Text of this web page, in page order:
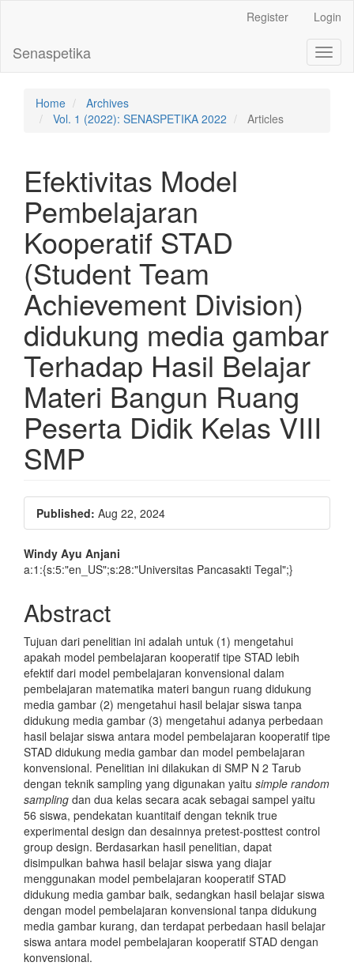
Content
Sidebar
Register Login
Senaspetika
Home
Archives
Vol. 1 (2022): SENASPETIKA 2022
Articles
Efektivitas Model
Pembelajaran
Kooperatif STAD
(Student Team
Achievement Division)
didukung media gambar
Terhadap Hasil Belajar
Materi Bangun Ruang
Peserta Didik Kelas VIII
SMP
Article
Sidebar
Published: Aug 22, 2024
Main
Article
Content
Windy Ayu Anjani
a:1:{s:5:"en_US";s:28:"Universitas Pancasakti Tegal";}
Abstract
Tujuan dari penelitian ini adalah untuk (1) mengetahui
apakah model pembelajaran kooperatif tipe STAD lebih
efektif dari model pembelajaran konvensional dalam
pembelajaran matematika materi bangun ruang didukung
media gambar (2) mengetahui hasil belajar siswa tanpa
didukung media gambar (3) mengetahui adanya perbedaan
hasil belajar siswa antara model pembelajaran kooperatif tipe
STAD didukung media gambar dan model pembelajaran
konvensional. Penelitian ini dilakukan di SMP N 2 Tarub
dengan teknik sampling yang digunakan yaitu simple random
sampling dan dua kelas secara acak sebagai sampel yaitu
56 siswa, pendekatan kuantitaif dengan teknik true
experimental design dan desainnya pretest-posttest control
group design. Berdasarkan hasil penelitian, dapat
disimpulkan bahwa hasil belajar siswa yang diajar
menggunakan model pembelajaran kooperatif STAD
didukung media gambar baik, sedangkan hasil belajar siswa
dengan model pembelajaran konvensional tanpa didukung
media gambar kurang, dan terdapat perbedaan hasil belajar
siswa antara model pembelajaran kooperatif STAD dengan
konvensional.